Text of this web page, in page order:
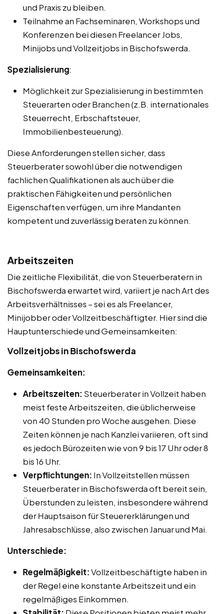
und Praxis zu bleiben.
Teilnahme an Fachseminaren, Workshops und
Konferenzen bei diesen Freelancer Jobs,
Minijobs und Vollzeitjobs in Bischofswerda.
Spezialisierung:
Möglichkeit zur Spezialisierung in bestimmten
Steuerarten oder Branchen (z.B. internationales
Steuerrecht, Erbschaftsteuer,
Immobilienbesteuerung).
Diese Anforderungen stellen sicher, dass
Steuerberater sowohl über die notwendigen
fachlichen Qualifikationen als auch über die
praktischen Fähigkeiten und persönlichen
Eigenschaften verfügen, um ihre Mandanten
kompetent und zuverlässig beraten zu können.
Arbeitszeiten
Die zeitliche Flexibilität, die von Steuerberatern in
Bischofswerda erwartet wird, variiert je nach Art des
Arbeitsverhältnisses – sei es als Freelancer,
Minijobber oder Vollzeitbeschäftigter. Hier sind die
Hauptunterschiede und Gemeinsamkeiten:
Vollzeitjobs in Bischofswerda
Gemeinsamkeiten:
Arbeitszeiten: Steuerberater in Vollzeit haben
meist feste Arbeitszeiten, die üblicherweise
von 40 Stunden pro Woche ausgehen. Diese
Zeiten können je nach Kanzlei variieren, oft sind
es jedoch Bürozeiten wie von 9 bis 17 Uhr oder 8
bis 16 Uhr.
Verpflichtungen: In Vollzeitstellen müssen
Steuerberater in Bischofswerda oft bereit sein,
Überstunden zu leisten, insbesondere während
der Hauptsaison für Steuererklärungen und
Jahresabschlüsse, also zwischen Januar und Mai.
Unterschiede:
Regelmäßigkeit:Vollzeitbeschäftigte haben in
der Regel eine konstante Arbeitszeit und ein
regelmäßiges Einkommen.